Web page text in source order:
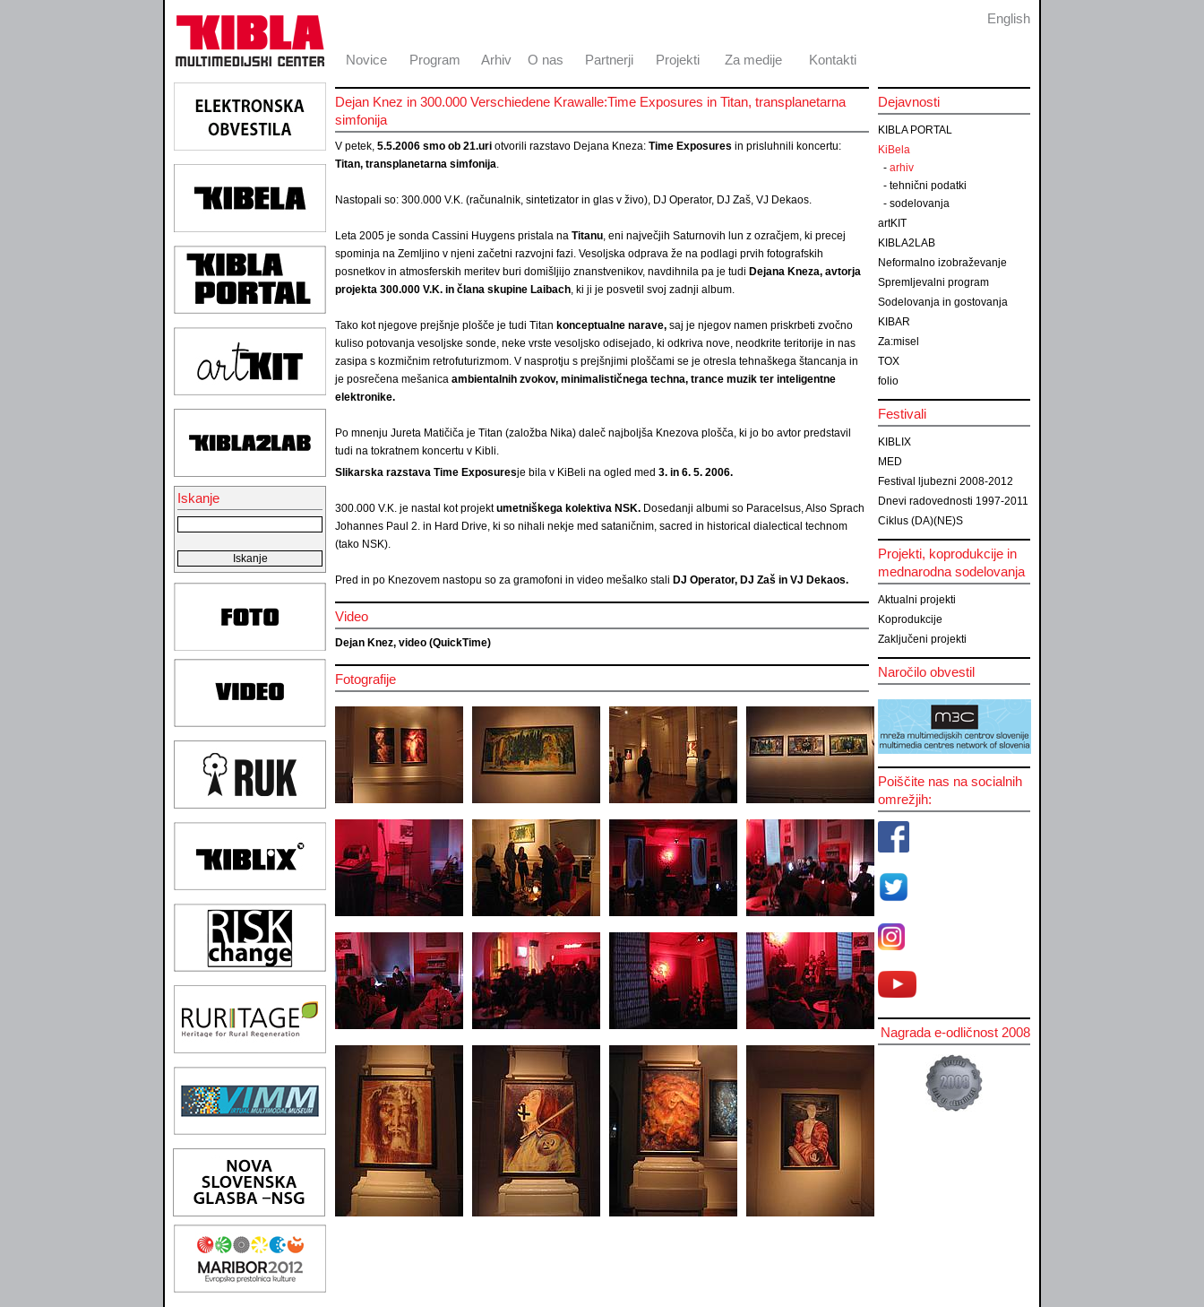
Novice Program Arhiv O nas Partnerji Projekti Za medije Kontakti
English
Iskanje
Dejan Knez in 300.000 Verschiedene Krawalle:Time Exposures in Titan, transplanetarna
simfonija
V petek, 5.5.2006 smo ob 21.uri otvorili razstavo Dejana Kneza: Time Exposures in prisluhnili koncertu:
Titan, transplanetarna simfonija.
Nastopali so: 300.000 V.K. (računalnik, sintetizator in glas v živo), DJ Operator, DJ Zaš, VJ Dekaos.
Leta 2005 je sonda Cassini Huygens pristala na Titanu, eni največjih Saturnovih lun z ozračjem, ki precej
spominja na Zemljino v njeni začetni razvojni fazi. Vesoljska odprava že na podlagi prvih fotografskih
posnetkov in atmosferskih meritev buri domišljijo znanstvenikov, navdihnila pa je tudi Dejana Kneza, avtorja
projekta 300.000 V.K. in člana skupine Laibach, ki ji je posvetil svoj zadnji album.
Tako kot njegove prejšnje plošče je tudi Titan konceptualne narave, saj je njegov namen priskrbeti zvočno
kuliso potovanja vesoljske sonde, neke vrste vesoljsko odisejado, ki odkriva nove, neodkrite teritorije in nas
zasipa s kozmičnim retrofuturizmom. V nasprotju s prejšnjimi ploščami se je otresla tehnaškega štancanja in
je posrečena mešanica ambientalnih zvokov, minimalističnega techna, trance muzik ter inteligentne
elektronike.
Po mnenju Jureta Matičiča je Titan (založba Nika) daleč najboljša Knezova plošča, ki jo bo avtor predstavil
tudi na tokratnem koncertu v Kibli.
Slikarska razstava Time Exposuresje bila v KiBeli na ogled med 3. in 6. 5. 2006.
300.000 V.K. je nastal kot projektumetniškega kolektiva NSK. Dosedanji albumi so Paracelsus, Also Sprach
Johannes Paul 2. in Hard Drive, ki so nihali nekje med sataničnim, sacred in historical dialectical technom
(tako NSK).
Pred in po Knezovem nastopu so za gramofoni in video mešalko stali DJ Operator, DJ Zaš in VJ Dekaos.
Video
Dejan Knez, video (QuickTime)
Fotografije
Dejavnosti
KIBLA PORTAL
KiBela
- arhiv
- tehnični podatki
- sodelovanja
artKIT
KIBLA2LAB
Neformalno izobraževanje
Spremljevalni program
Sodelovanja in gostovanja
KIBAR
Za:misel
TOX
folio
Festivali
KIBLIX
MED
Festival ljubezni 2008-2012
Dnevi radovednosti 1997-2011
Ciklus (DA)(NE)S
Projekti, koprodukcije in
mednarodna sodelovanja
Aktualni projekti
Koprodukcije
Zaključeni projekti
Naročilo obvestil
Poiščite nas na socialnih
omrežjih:
Nagrada e-odličnost 2008